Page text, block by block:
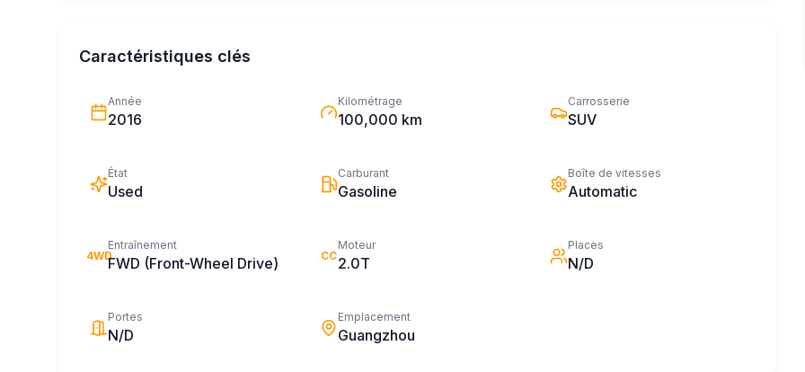
Caractéristiques clés
Année
2016
Kilométrage
100,000 km
Carrosserie
SUV
État
Used
Carburant
Gasoline
Boîte de vitesses
Automatic
4WD
Entraînement
FWD (Front-Wheel Drive) CC
Moteur
2.0T
Places
N/D
Portes
N/D
Emplacement
Guangzhou